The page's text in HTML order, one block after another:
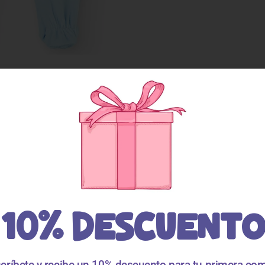
10% DESCUENTO